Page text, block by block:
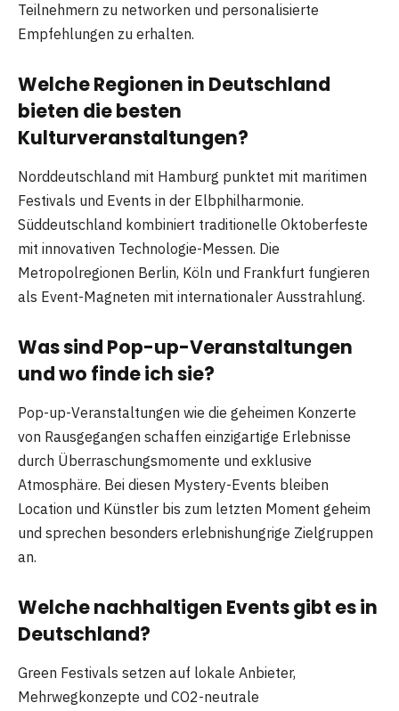
Teilnehmern zu networken und personalisierte
Empfehlungen zu erhalten.
Welche Regionen in Deutschland
bieten die besten
Kulturveranstaltungen?
Norddeutschland mit Hamburg punktet mit maritimen
Festivals und Events in der Elbphilharmonie.
Süddeutschland kombiniert traditionelle Oktoberfeste
mit innovativen Technologie-Messen. Die
Metropolregionen Berlin, Köln und Frankfurt fungieren
als Event-Magneten mit internationaler Ausstrahlung.
Was sind Pop-up-Veranstaltungen
und wo finde ich sie?
Pop-up-Veranstaltungen wie die geheimen Konzerte
von Rausgegangen schaffen einzigartige Erlebnisse
durch Überraschungsmomente und exklusive
Atmosphäre. Bei diesen Mystery-Events bleiben
Location und Künstler bis zum letzten Moment geheim
und sprechen besonders erlebnishungrige Zielgruppen
an.
Welche nachhaltigen Events gibt es in
Deutschland?
Green Festivals setzen auf lokale Anbieter,
Mehrwegkonzepte und CO2-neutrale